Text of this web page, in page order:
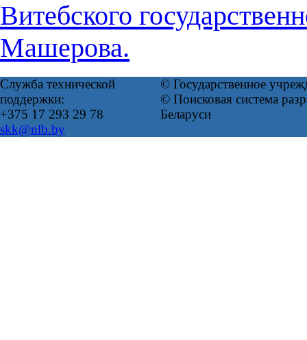
Витебского
Машерова.
Служба технической
поддержки:
+375 17 293 29 78
skk@nlb.by
© Государственное
© Поисковая система
Беларуси